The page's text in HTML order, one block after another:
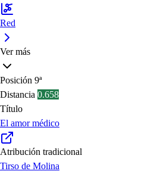
Red
Ver más
Posición 9ª
Distancia 0.658
Título
El amor médico
Atribución tradicional
Tirso de Molina